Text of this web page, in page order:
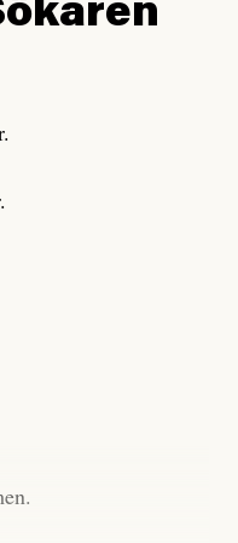
att
källor” för att
ETC.
men korrekt rubrik
beställer
sekunder senare om
alltifrån domar till
generös
vars motiv att
som de
in uppgifter.
metod